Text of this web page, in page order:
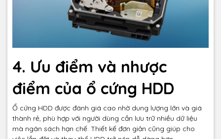
4. Ưu điểm và nhược
điểm của ổ cứng HDD
Ổ cứng HDD được đánh giá cao nhờ dung lượng lớn và giá
thành rẻ, phù hợp với người dùng cần lưu trữ nhiều dữ liệu
mà ngân sách hạn chế. Thiết kế đơn giản cũng giúp cho